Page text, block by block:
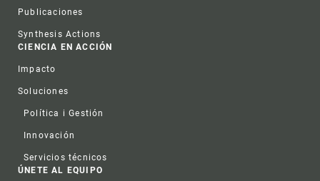
Publicaciones
Synthesis Actions
CIENCIA EN ACCIÓN
Impacto
Soluciones
Política i Gestión
Innovación
Servicios técnicos
ÚNETE AL EQUIPO